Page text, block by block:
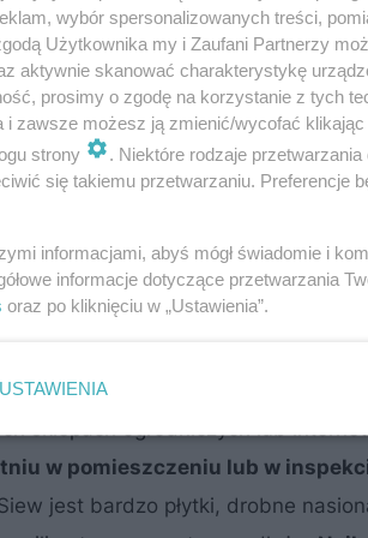
uprawowe
północnej. Na bardziej
wilgotne. Poradzi sobie
do pogorszenia smaku części
nasion i pierwsze
popularna w Polsce, dlatego
sklepach ogrodniczych lub
w pomieszczeniu lub w
jest bardzo płytki, drobne
wybór spersonalizowanych treści,
Użytkownika my i Zaufani Partnerzy
aktywnie skanować charakterystykę
prosimy o zgodę na korzystanie z tych
i zawsze możesz ją zmienić/wycofać
strony
. Niektóre rodzaje
się takiemu przetwarzaniu. Preferencje
informacjami, abyś mógł świadomie i
informacje dotyczące przetwarzania
oraz po kliknięciu w „Ustawienia”.
USTAWIENIA